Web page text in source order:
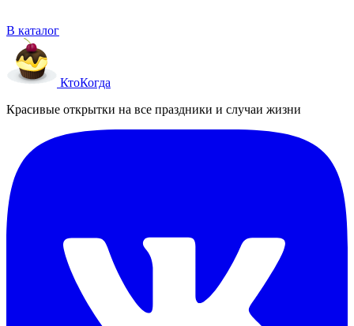
В каталог
КтоКогда
Красивые открытки на все праздники и случаи жизни